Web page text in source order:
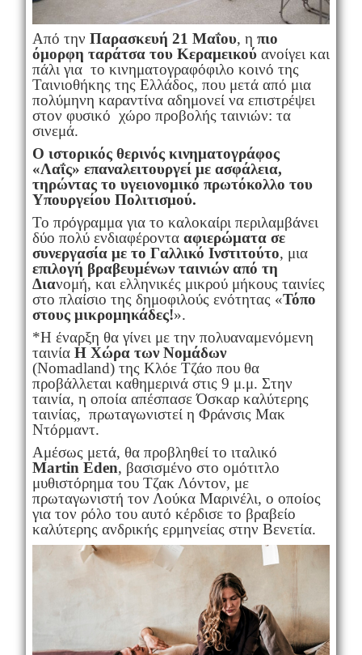
Από την Παρασκευή 21 Μαΐου, η πιο
όμορφη ταράτσα του Κεραμεικούανοίγει και
πάλι για το κινηματογραφόφιλο κοινό της
Ταινιοθήκης της Ελλάδος, που μετά από μια
πολύμηνη καραντίνα αδημονεί να επιστρέψει
στον φυσικό χώρο προβολής ταινιών: τα
σινεμά.
Ο ιστορικός θερινός κινηματογράφος
«Λαΐς» επαναλειτουργεί με ασφάλεια,
τηρώντας το υγειονομικό πρωτόκολλο του
Υπουργείου Πολιτισμού.
Το πρόγραμμα για το καλοκαίρι περιλαμβάνει
δύο πολύ ενδιαφέροντα αφιερώματα σε
συνεργασία με το Γαλλικό Ινστιτούτο, μια
επιλογή βραβευμένων ταινιών από τη
Διανομή, και ελληνικές μικρού μήκους ταινίες
στο πλαίσιο της δημοφιλούς ενότητας «Τόπο
στους μικρομηκάδες!».
*Η έναρξη θα γίνει με την πολυαναμενόμενη
ταινία Η Χώρα των Νομάδων
(Nomadland) της Κλόε Τζάο που θα
προβάλλεται καθημερινά στις 9 μ.μ. Στην
ταινία, η οποία απέσπασε Όσκαρ καλύτερης
ταινίας, πρωταγωνιστεί η Φράνσις Μακ
Ντόρμαντ.
Αμέσως μετά, θα προβληθεί το ιταλικό
Martin Eden, βασισμένο στο ομότιτλο
μυθιστόρημα του Τζακ Λόντον, με
πρωταγωνιστή τον Λούκα Μαρινέλι, ο οποίος
για τον ρόλο του αυτό κέρδισε το βραβείο
καλύτερης ανδρικής ερμηνείας στην Βενετία.